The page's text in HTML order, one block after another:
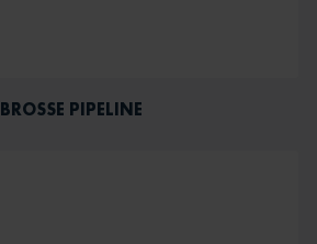
BROSSE PIPELINE